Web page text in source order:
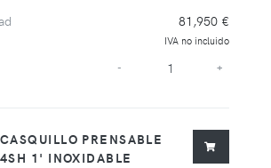
81,950 €
IVA no incluido
- +
CASQUILLO PRENSABLE
4SH 1' INOXIDABLE